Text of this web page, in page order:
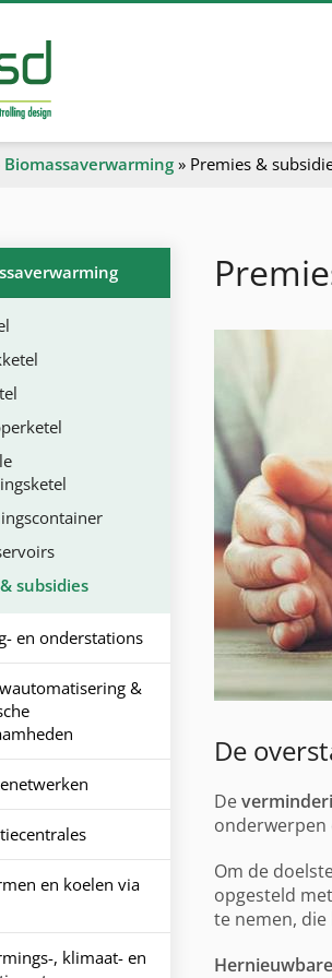
Biomassaverwarming » Premies &
subsidies
en onderstations
&
en koelen via
, klimaat- en
De
De
onderwerpen
Om de
opgesteld
te nemen,